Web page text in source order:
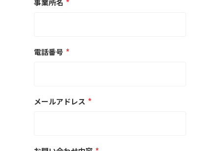
電話番号 *
メールアドレス *